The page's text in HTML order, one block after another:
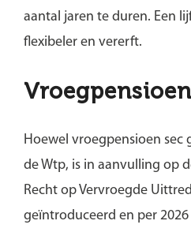
aantal jaren te duren. Een
flexibeler en vererft.
Vroegpensioen
Hoewel vroegpensioen sec
de Wtp, is in aanvulling op
Recht op Vervroegde
geïntroduceerd en per